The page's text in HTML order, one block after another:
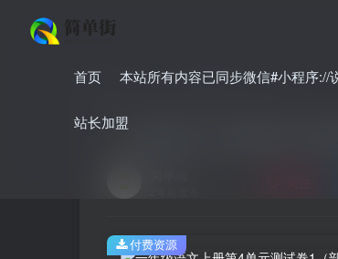
首页 本站所有内容已同步微信#小程序://
站长加盟
首页 小学 小学语文 正文
一年级语文上册第4单元
付费资源